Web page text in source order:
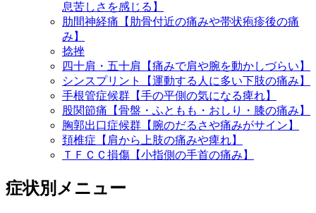
息苦しさを感じる】
肋間神経痛【肋骨付近の痛みや帯状疱疹後の痛
み】
捻挫
四十肩・五十肩【痛みで肩や腕を動かしづらい】
シンスプリント【運動する人に多い下肢の痛み】
手根管症候群【手の平側の気になる痺れ】
股関節痛【骨盤・ふともも・おしり・膝の痛み】
胸郭出口症候群【腕のだるさや痛みがサイン】
頚椎症【肩から上肢の痛みや痺れ】
ＴＦＣＣ損傷【小指側の手首の痛み】
症状別メニュー